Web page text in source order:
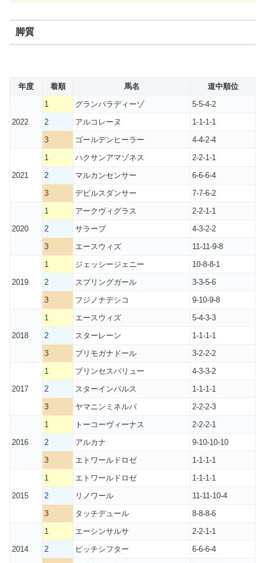
脚質
年度 着順 馬名 道中順位
2022
1 グランパラディーゾ
5-5-4-2
2
アルコレーヌ
1-1-1-1
3
ゴールデンヒーラー 4-4-2-4
2021
1 ハクサンアマゾネス
2-2-1-1
2
マルカンセンサー
6-6-6-4
3
デビルスダンサー 7-7-6-2
2020
1 アークヴィグラス
2-2-1-1
2
サラーブ
4-3-2-2
3
エースウィズ 11-11-9-8
2019
1 ジェッシージェニー
10-8-8-1
2
スプリングガール
3-3-5-6
3
フジノナデシコ 9-10-9-8
2018
1 エースウィズ
5-4-3-3
2
スターレーン
1-1-1-1
3
プリモガナドール 3-2-2-2
2017
1 プリンセスバリュー
4-3-3-2
2
スターインパルス
1-1-1-1
3
ヤマニンミネルバ 2-2-2-3
2016
1 トーコーヴィーナス
2-2-2-1
2
アルカナ
9-10-10-10
3
エトワールドロゼ 1-1-1-1
2015
1 エトワールドロゼ
1-1-1-1
2
リノワール
11-11-10-4
3
タッチデュール 8-8-8-6
2014
1 エーシンサルサ
2-2-1-1
2
ピッチシフター
6-6-6-4